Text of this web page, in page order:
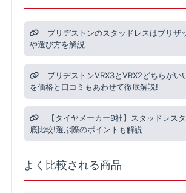
ブリヂストンのスタッドレスはブリザ
や選び方を解説
ブリヂストンVRX3とVRX2どちらがい
を価格と口コミもあわせて徹底解説!
【タイヤメーカー9社】スタッドレス
底比較!選ぶ際のポイントも解説
よく比較される商品